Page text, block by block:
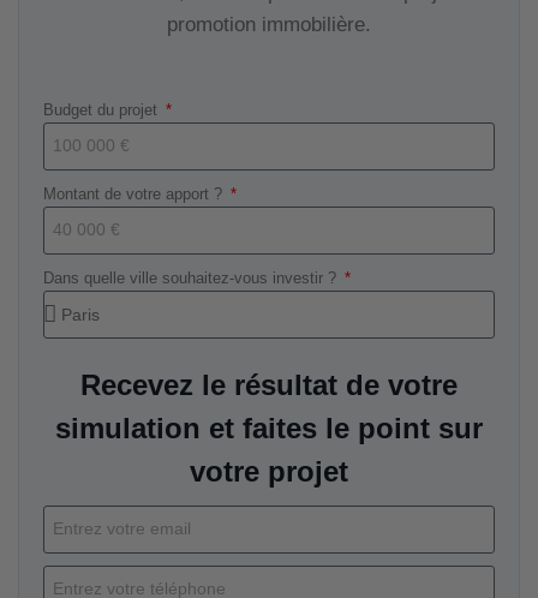
promotion immobilière.
Budget du projet
Montant de votre apport ?
Dans quelle ville souhaitez-vous investir ?
Recevez le résultat de votre
simulation et faites le point sur
votre projet